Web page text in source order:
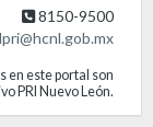
8150-9500
en este portal son
PRI Nuevo León.